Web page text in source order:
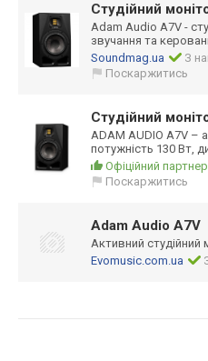
Студійний
Adam Audio A7V -
звучання та
Soundmag.ua
З
Поскаржитись
Студійний
ADAM AUDIO A7V –
потужність 130 Вт,
Офіційний
Поскаржитись
Adam Audio A7V
Активний студійний
Evomusic.com.ua